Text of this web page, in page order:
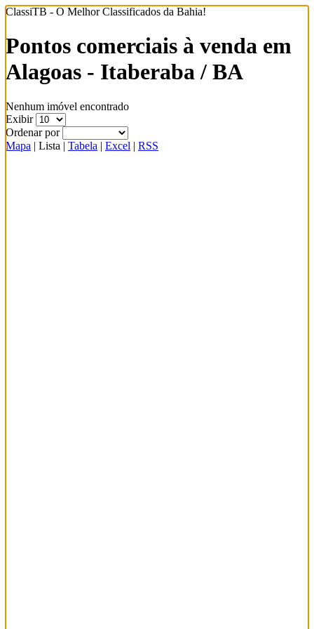
ClassiTB - O Melhor Classificados da Bahia!
Pontos comerciais à venda em
Alagoas - Itaberaba / BA
Nenhum imóvel encontrado
Exibir
Ordenar por
Mapa | Lista | Tabela | Excel | RSS